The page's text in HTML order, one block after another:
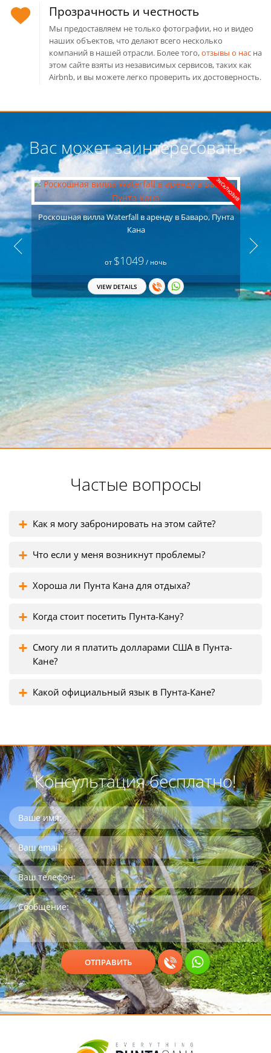
Прозрачность и честность
Мы предоставляем не только фотографии, но и видео
наших объектов, что делают всего несколько
компаний в нашей отрасли. Более того,отзывы о нас на
этом сайте взяты из независимых сервисов, таких как
Airbnb, и вы можете легко проверить их достоверность.
Вас может заинтересовать
ЭКСКЛЮЗИВ
Роскошная вилла Waterfall в аренду в Баваро, Пунта
Кана
от $1049 / ночь
VIEW DETAILS
Частые вопросы
Как я могу забронировать на этом сайте?
Что если у меня возникнут проблемы?
Хороша ли Пунта Кана для отдыха?
Когда стоит посетить Пунта-Кану?
Смогу ли я платить долларами США в Пунта-
Кане?
Какой официальный язык в Пунта-Кане?
Консультация бесплатно!